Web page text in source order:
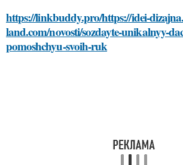
https://linkbuddy.pro/https://idei-
land.com/novosti/sozdayte-unikalnyy-
pomoshchyu-svoih-ruk